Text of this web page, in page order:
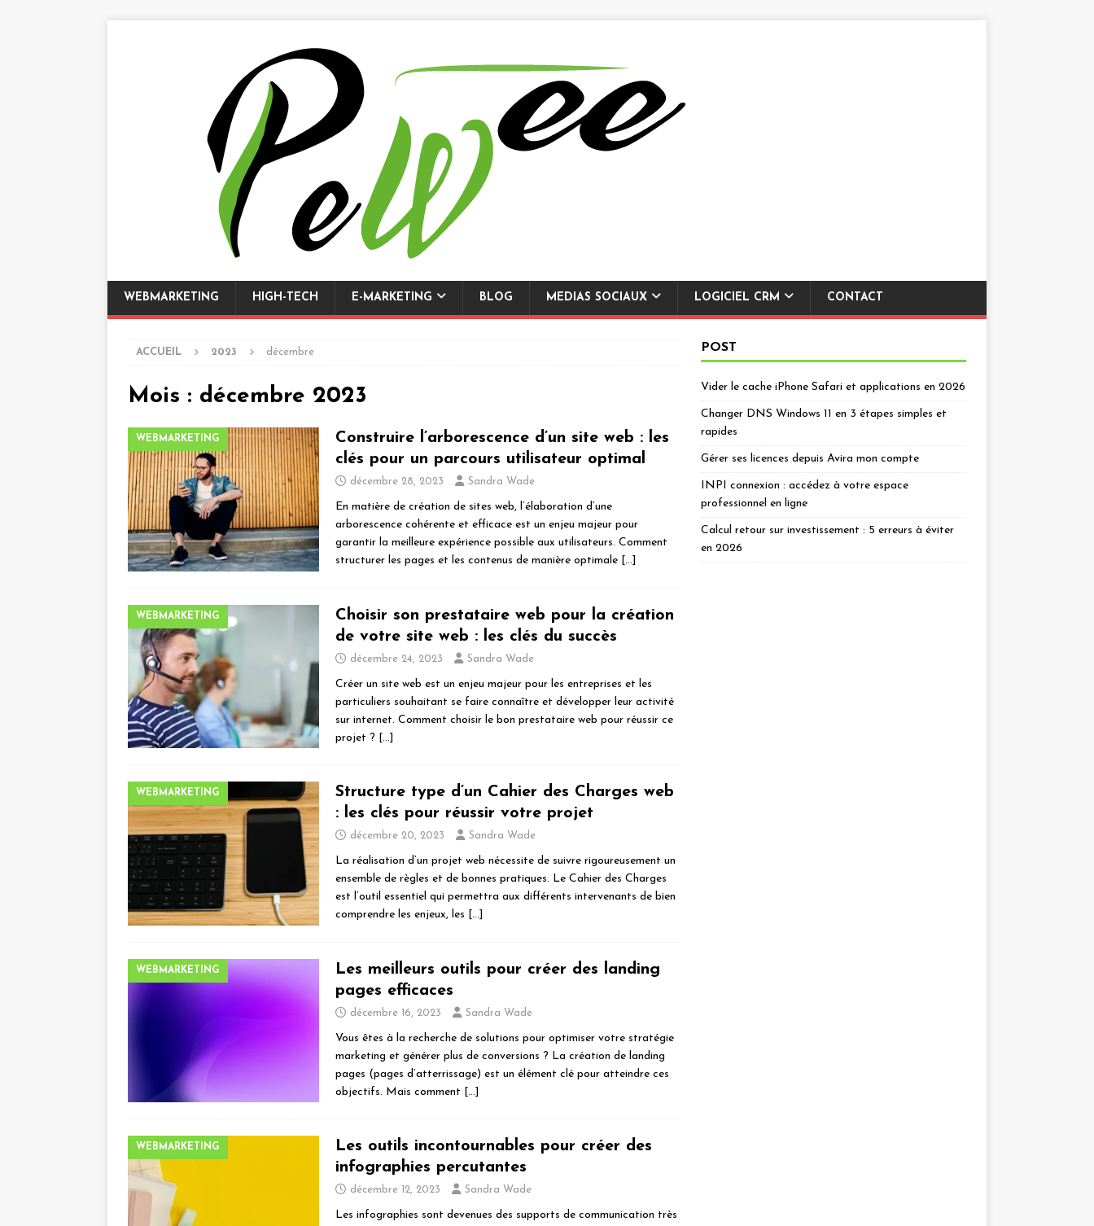
WEBMARKETING HIGH-TECH E-MARKETING BLOG MEDIAS SOCIAUX LOGICIEL CRM CONTACT
ACCUEIL 2023 décembre
Mois : décembre 2023
WEBMARKETING
Construire l’arborescence d’un site web : les
clés pour un parcours utilisateur optimal
décembre 28, 2023 Sandra Wade
En matière de création de sites web, l’élaboration d’une
arborescence cohérente et efficace est un enjeu majeur pour
garantir la meilleure expérience possible aux utilisateurs. Comment
structurer les pages et les contenus de manière optimale […]
WEBMARKETING
Choisir son prestataire web pour la création
de votre site web : les clés du succès
décembre 24, 2023 Sandra Wade
Créer un site web est un enjeu majeur pour les entreprises et les
particuliers souhaitant se faire connaître et développer leur activité
sur internet. Comment choisir le bon prestataire web pour réussir ce
projet ? […]
WEBMARKETING
Structure type d’un Cahier des Charges web
: les clés pour réussir votre projet
décembre 20, 2023 Sandra Wade
La réalisation d’un projet web nécessite de suivre rigoureusement un
ensemble de règles et de bonnes pratiques. Le Cahier des Charges
est l’outil essentiel qui permettra aux différents intervenants de bien
comprendre les enjeux, les […]
WEBMARKETING
Les meilleurs outils pour créer des landing
pages efficaces
décembre 16, 2023 Sandra Wade
Vous êtes à la recherche de solutions pour optimiser votre stratégie
marketing et générer plus de conversions ? La création de landing
pages (pages d’atterrissage) est un élément clé pour atteindre ces
objectifs. Mais comment […]
WEBMARKETING
Les outils incontournables pour créer des
infographies percutantes
décembre 12, 2023 Sandra Wade
Les infographies sont devenues des supports de communication très
POST
Vider le cache iPhone Safari et applications en 2026
Changer DNS Windows 11 en 3 étapes simples et
rapides
Gérer ses licences depuis Avira mon compte
INPI connexion : accédez à votre espace
professionnel en ligne
Calcul retour sur investissement : 5 erreurs à éviter
en 2026